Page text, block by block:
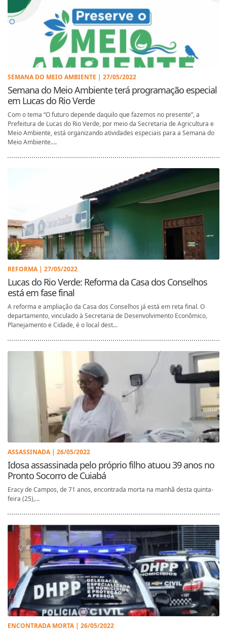
SEMANA DO MEIO AMBIENTE | 27/05/2022
Semana do Meio Ambiente terá programação especial
em Lucas do Rio Verde
Com o tema “O futuro depende daquilo que fazemos no presente”, a
Prefeitura de Lucas do Rio Verde, por meio da Secretaria de Agricultura e
Meio Ambiente, está organizando atividades especiais para a Semana do
Meio Ambiente....
REFORMA | 27/05/2022
Lucas do Rio Verde: Reforma da Casa dos Conselhos
está em fase final
A reforma e ampliação da Casa dos Conselhos já está em reta final. O
departamento, vinculado à Secretaria de Desenvolvimento Econômico,
Planejamento e Cidade, é o local dest...
ASSASSINADA | 26/05/2022
Idosa assassinada pelo próprio filho atuou 39 anos no
Pronto Socorro de Cuiabá
Eracy de Campos, de 71 anos, encontrada morta na manhã desta quinta-
feira (25),...
ENCONTRADA MORTA | 26/05/2022